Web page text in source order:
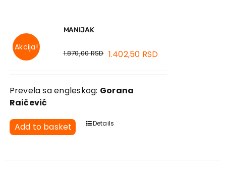
Akcija!
MANIJAK
1.870,00RSD 1.402,50 RSD
Prevela sa engleskog: Gorana
Raičević
Add to basket Details